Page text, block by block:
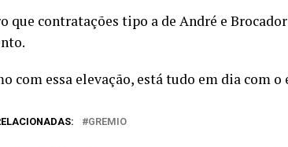
que contratações tipo a de André e
com essa elevação, está tudo em dia com
GREMIO